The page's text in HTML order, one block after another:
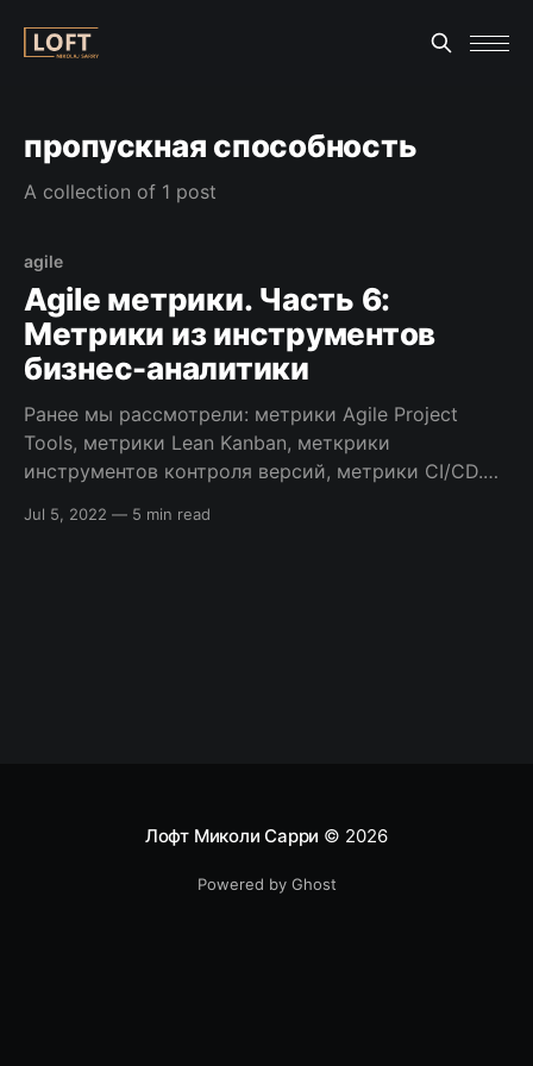
пропускная способность
A collection of 1 post
agile
Agile метрики. Часть 6:
Метрики из инструментов
бизнес-аналитики
Ранее мы рассмотрели: метрики Agile Project
Tools, метрики Lean Kanban, меткрики
инструментов контроля версий, метрики CI/CD.
метрики бизнес-аналитики и подведения итога.
Jul 5, 2022 — 5 min read
Лофт Миколи Сарри © 2026
Powered by Ghost